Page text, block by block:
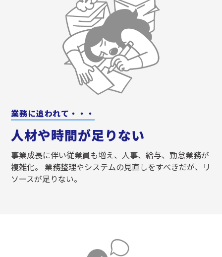
業務に追われて・・・
人材や時間が足りない
事業成長に伴い従業員も増え、人事、給与、勤怠業務が
複雑化。 業務整理やシステムの見直しをすべきだが、リ
ソースが足りない。